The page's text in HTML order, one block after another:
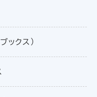
クス）